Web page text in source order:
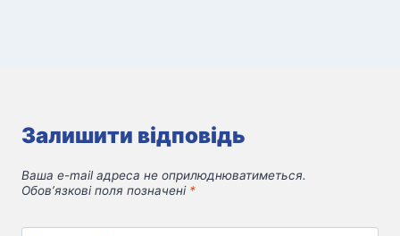
Залишити відповідь
Ваша e-mail адреса не оприлюднюватиметься.
Обов’язкові поля позначені *